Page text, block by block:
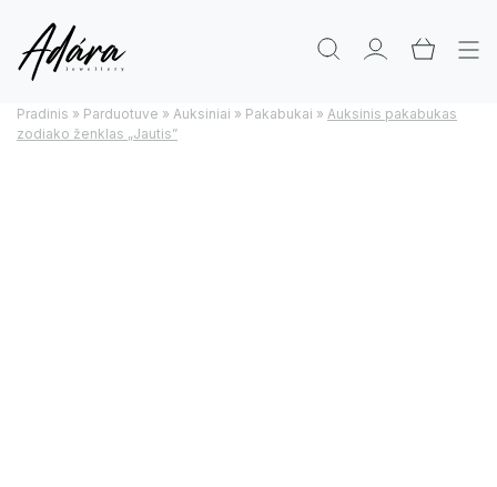
Pradinis » Parduotuve » Auksiniai » Pakabukai » Auksinis pakabukas
zodiako ženklas „Jautis”